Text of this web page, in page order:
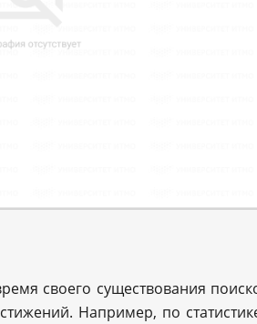
своего существования
Например, по